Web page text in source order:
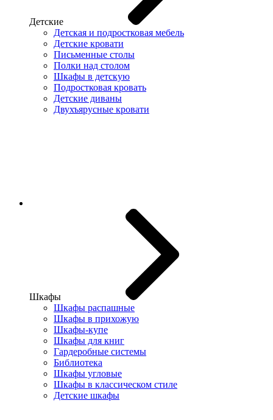
Детские
Детская и подростковая мебель
Детские кровати
Письменные столы
Полки над столом
Шкафы в детскую
Подростковая кровать
Детские диваны
Двухъярусные кровати
Шкафы
Шкафы распашные
Шкафы в прихожую
Шкафы-купе
Шкафы для книг
Гардеробные системы
Библиотека
Шкафы угловые
Шкафы в классическом стиле
Детские шкафы